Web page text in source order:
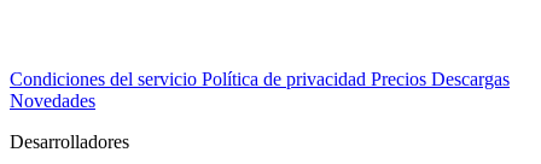
Condiciones del servicio Política de privacidad Precios Descargas
Novedades
Desarrolladores